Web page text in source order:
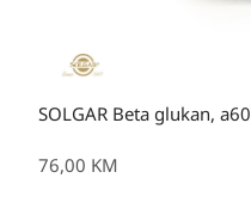
SOLGAR Beta glukan, a60
76,00 KM